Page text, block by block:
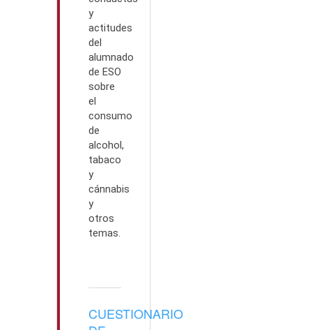
y
actitudes
del
alumnado
de ESO
sobre
el
consumo
de
alcohol,
tabaco
y
cánnabis
y
otros
temas.
CUESTIONARIO